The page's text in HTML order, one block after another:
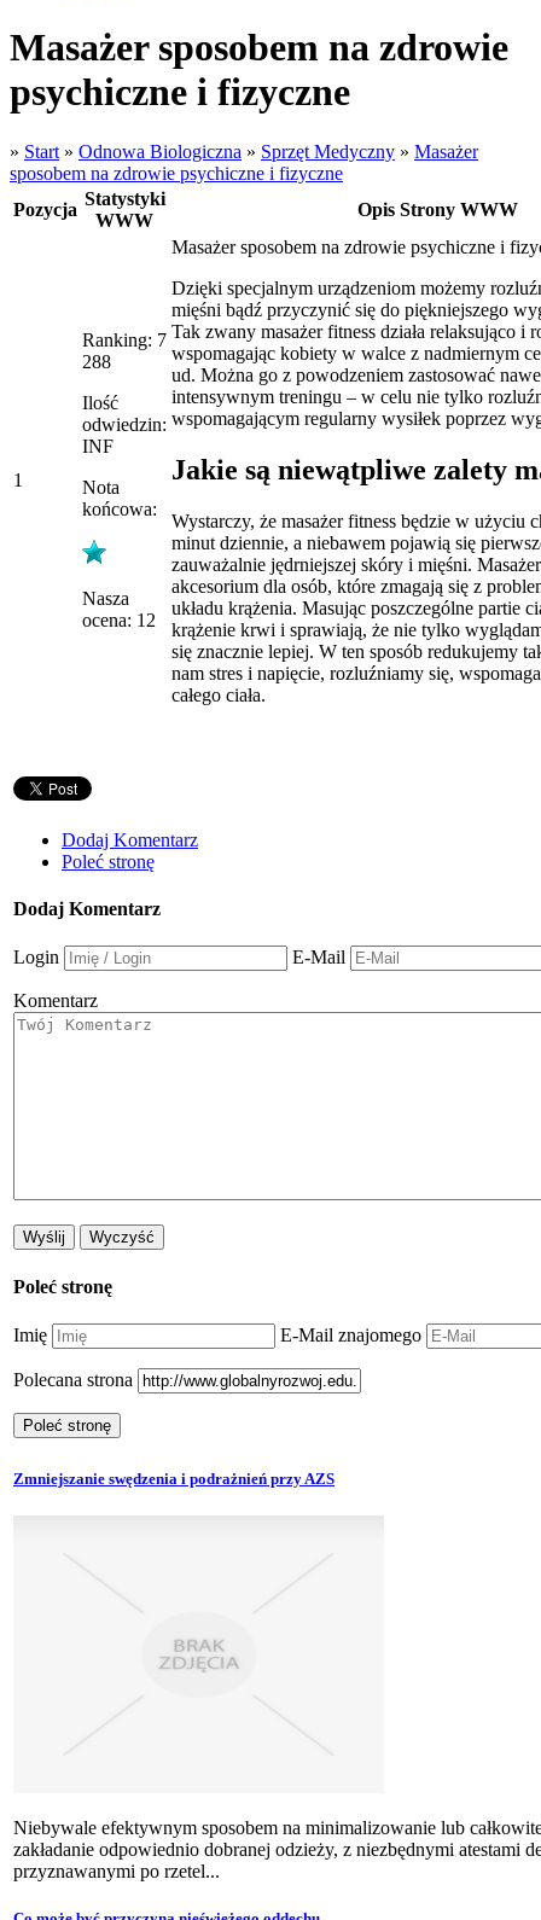
Masażer sposobem na zdrowie
psychiczne i fizyczne
» Start » Odnowa Biologiczna » Sprzęt Medyczny » Masażer
sposobem na zdrowie psychiczne i fizyczne
Pozycja
Statystyki
WWW
Opis Strony WWW
1
Ranking: 7
288
Ilość
odwiedzin:
INF
Nota
końcowa:
Nasza
ocena: 12
Masażer sposobem na zdrowie psychiczne i
Dzięki specjalnym urządzeniom możemy
mięśni bądź przyczynić się do piękniejszego
Tak zwany masażer fitness działa relaksująco i
wspomagając kobiety w walce z nadmiernym
ud. Można go z powodzeniem zastosować
intensywnym treningu – w celu nie tylko
wspomagającym regularny wysiłek poprzez
Jakie są niewątpliwe zalety
Wystarczy, że masażer fitness będzie w użyciu
minut dziennie, a niebawem pojawią się
zauważalnie jędrniejszej skóry i mięśni.
akcesorium dla osób, które zmagają się z
układu krążenia. Masując poszczególne partie
krążenie krwi i sprawiają, że nie tylko
się znacznie lepiej. W ten sposób redukujemy
nam stres i napięcie, rozluźniamy się,
całego ciała.
Dodaj Komentarz
Poleć stronę
Dodaj Komentarz
Login E-Mail
Komentarz
Poleć stronę
Imię E-Mail znajomego
Polecana strona
Zmniejszanie swędzenia i podrażnień przy AZS
Niebywale efektywnym sposobem na minimalizowanie lub
zakładanie odpowiednio dobranej odzieży, z niezbędnymi atestami
przyznawanymi po rzetel...